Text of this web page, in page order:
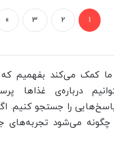
1
2
3
»
کمک می‌کند بفهمیم که
درباره‌ی غذاها
را جستجو کنیم.
چگونه می‌شود تجربه‌های